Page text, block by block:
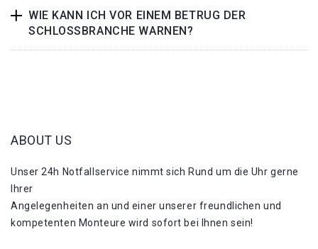
WIE KANN ICH VOR EINEM BETRUG DER
SCHLOSSBRANCHE WARNEN?
ABOUT US
Unser 24h Notfallservice nimmt sich Rund um die Uhr gerne
Ihrer
Angelegenheiten an und einer unserer freundlichen und
kompetenten Monteure wird sofort bei Ihnen sein!